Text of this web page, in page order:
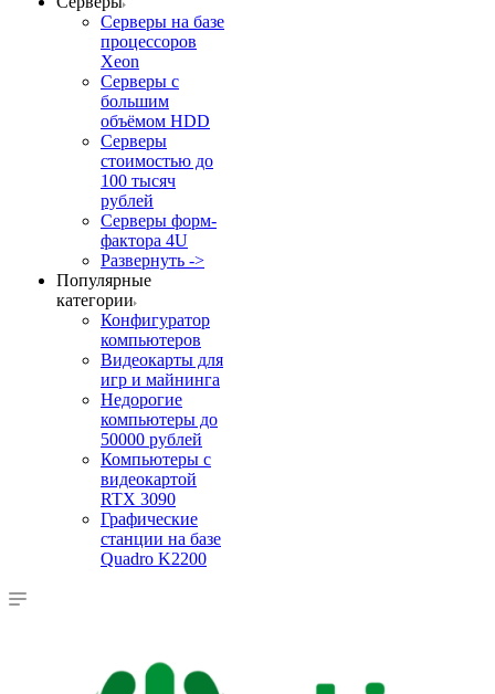
Серверы на базе
процессоров
Xeon
Серверы с
большим
объёмом HDD
Серверы
стоимостью до
100 тысяч
рублей
Серверы форм-
фактора 4U
Развернуть ->
Популярные
категории
Конфигуратор
компьютеров
Видеокарты для
игр и майнинга
Недорогие
компьютеры до
50000 рублей
Компьютеры с
видеокартой
RTX 3090
Графические
станции на базе
Quadro K2200